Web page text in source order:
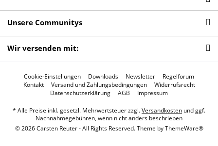
Unsere Communitys
Wir versenden mit:
Cookie-Einstellungen Downloads Newsletter
Regelforum
Kontakt
Versand und Zahlungsbedingungen
Widerrufsrecht
Datenschutzerklärung
AGB Impressum
* Alle Preise inkl. gesetzl. Mehrwertsteuer zzgl.Versandkosten und ggf.
Nachnahmegebühren, wenn nicht anders beschrieben
© 2026 Carsten Reuter - All Rights Reserved. Theme byThemeWare®